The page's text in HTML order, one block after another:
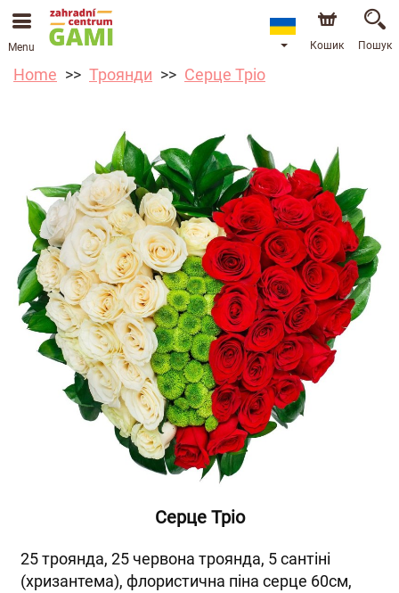
Menu Кошик Пошук
Home Троянди Серце Тріо
Серце Тріо
25 троянда, 25 червона троянда, 5 сантіні
(хризантема), флористична піна серце 60см,